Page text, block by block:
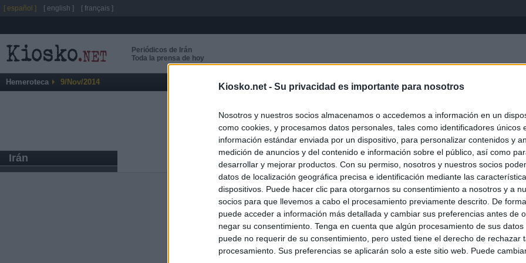
Kiosko.net - Su privacidad es importante para nosotros
Nosotros y nuestros socios almacenamos o accedemos a información en un
como cookies, y procesamos datos personales, tales como identificadores únicos
información estándar enviada por un dispositivo, para personalizar contenidos y
medición de anuncios y del contenido e información sobre el público, así como
desarrollar y mejorar productos. Con su permiso, nosotros y nuestros socios
datos de localización geográfica precisa e identificación mediante las
dispositivos. Puede hacer clic para otorgarnos su consentimiento a nosotros y a
socios para que llevemos a cabo el procesamiento previamente descrito. De
puede acceder a información más detallada y cambiar sus preferencias antes de
negar su consentimiento. Tenga en cuenta que algún procesamiento de sus
puede no requerir de su consentimiento, pero usted tiene el derecho de rechazar
procesamiento. Sus preferencias se aplicarán solo a este sitio web. Puede
Periódicos de Irán
Toda la prensa de hoy
Hemeroteca 9/Nov/2014 Inicio
Irán
Últimas noticias
España impone controles a los viajeros procedentes de Italia tras el rechazo de
Meloni a quitarlos
Italia rechaza el ultimátum del Gobierno y mantiene los controles a viajeros de
del
[ español ] [ english ] [ français ]